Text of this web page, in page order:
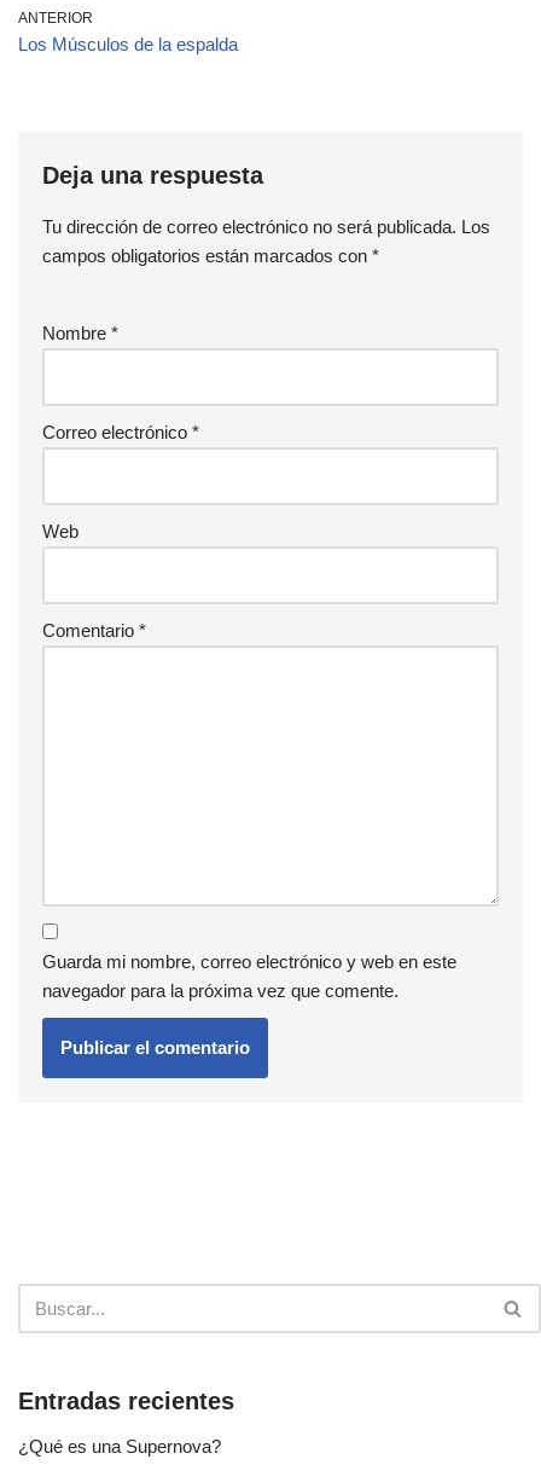
ANTERIOR
Los Músculos de la espalda
Deja una respuesta
Tu dirección de correo electrónico no será publicada. Los
campos obligatorios están marcados con *
Nombre *
Correo electrónico *
Web
Comentario *
Guarda mi nombre, correo electrónico y web en este
navegador para la próxima vez que comente.
Entradas recientes
¿Qué es una Supernova?